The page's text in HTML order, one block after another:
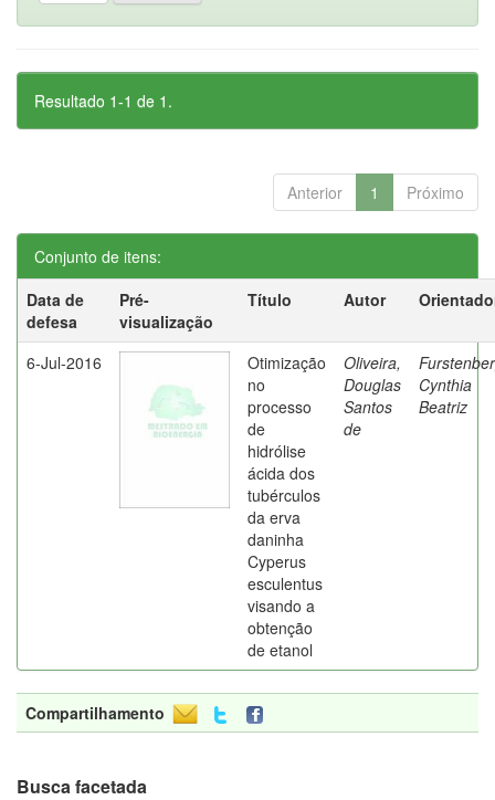
Resultado 1-1 de 1.
Anterior 1 Próximo
Conjunto de itens:
Data de
defesa
Pré-
visualização
Título Autor
6-Jul-2016
Otimização
no
processo
de
hidrólise
ácida dos
tubérculos
da erva
daninha
Cyperus
esculentus
visando a
obtenção
de etanol
Oliveira,
Douglas
Santos
de
Cynthia
Beatriz
Compartilhamento
Busca facetada